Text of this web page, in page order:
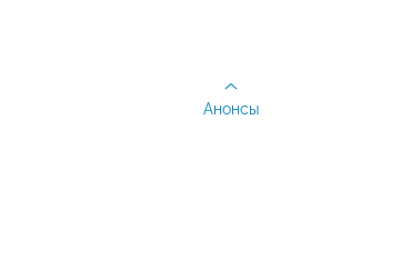
Анонсы